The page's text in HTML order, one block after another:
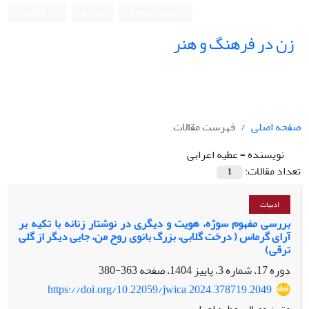
زن در فرهنگ و هنر
صفحه اصلی
فهرست مقالات
نویسنده =عطیه اعرابی
تعداد مقالات:
1
ادبیات
بررسی مفهوم سوژه، هویت و دیگری در نوشتار زنانه با تکیه بر
آرای گرماس ( درخت گلابی، بزرگ بانوی روح من، جایی دیگر از گلی
ترقی)
دوره 17، شماره 3، پاییز 1404، صفحه
363-380
https://doi.org/10.22059/jwica.2024.378719.2049